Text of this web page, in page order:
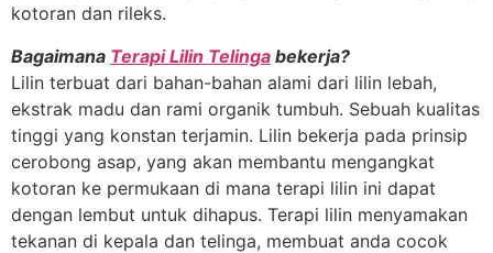
kotoran dan rileks.
Bagaimana Terapi Lilin Telinga bekerja?
Lilin terbuat dari bahan-bahan alami dari lilin lebah,
ekstrak madu dan rami organik tumbuh. Sebuah kualitas
tinggi yang konstan terjamin. Lilin bekerja pada prinsip
cerobong asap, yang akan membantu mengangkat
kotoran ke permukaan di mana terapi lilin ini dapat
dengan lembut untuk dihapus. Terapi lilin menyamakan
tekanan di kepala dan telinga, membuat anda cocok